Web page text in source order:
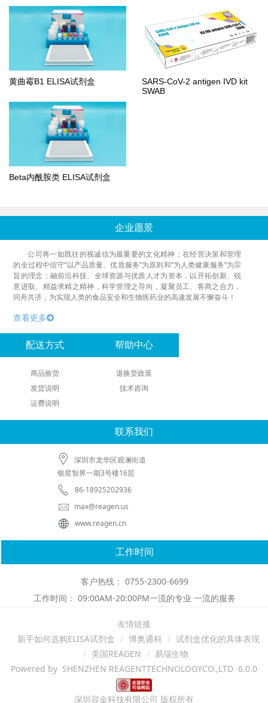
黄曲霉B1 ELISA试剂盒
SARS-CoV-2 antigen IVD kit
SWAB
Beta内酰胺类 ELISA试剂盒
企业愿景
公司将一如既往的视诚信为最重要的文化精神；在经营决策和管理
的全过程中信守“以产品质量、优质服务”为原则和“为人类健康服务”为宗
旨的理念；融前沿科技、全球资源与优质人才为资本，以开拓创新、锐
意进取、精益求精之精神，科学管理之导向，凝聚员工、客商之合力，
同舟共济，为实现人类的食品安全和生物医药业的高速发展不懈奋斗！
查看更多
配送方式
商品验货
发货说明
运费说明
帮助中心
退换货政策
技术咨询
联系我们
深圳市龙华区观澜街道
银星智界一期3号楼16层
86-18925202936
max@reagen.us
www.reagen.cn
工作时间
客户热线： 0755-2300-6699
工作时间： 09:00AM-20:00PM一流的专业 一流的服务
友情链接
新手如何选购ELISA试剂盒
博奥通科
试剂盒优化的具体表现
美国REAGEN
易瑞生物
Powered by SHENZHEN REAGENTTECHNOLOGYCO.,LTD 6.0.0
深圳容金科技有限公司 版权所有